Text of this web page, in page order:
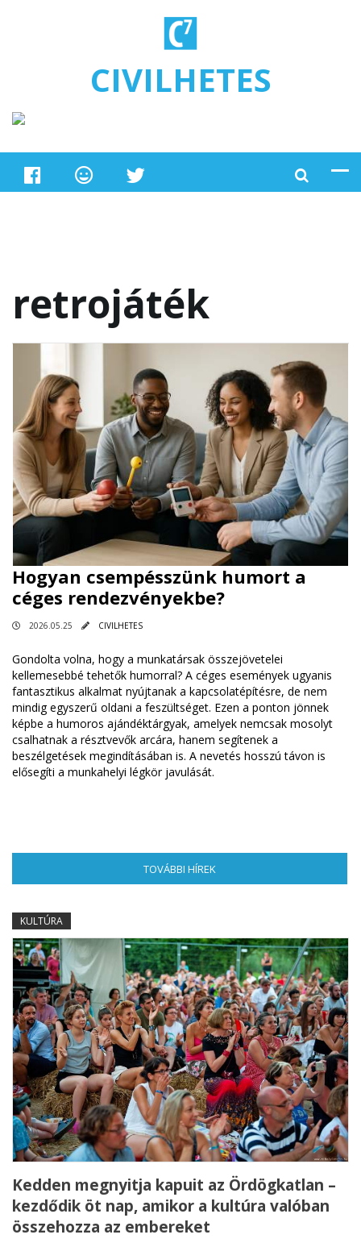
CIVILHETES
retrojáték
Hogyan csempésszünk humort a
céges rendezvényekbe?
2026.05.25 CIVILHETES
Gondolta volna, hogy a munkatársak összejövetelei
kellemesebbé tehetők humorral? A céges események ugyanis
fantasztikus alkalmat nyújtanak a kapcsolatépítésre, de nem
mindig egyszerű oldani a feszültséget. Ezen a ponton jönnek
képbe a humoros ajándéktárgyak, amelyek nemcsak mosolyt
csalhatnak a résztvevők arcára, hanem segítenek a
beszélgetések megindításában is. A nevetés hosszú távon is
elősegíti a munkahelyi légkör javulását.
TOVÁBBI HÍREK
KULTÚRA
Kedden megnyitja kapuit az Ördögkatlan –
kezdődik öt nap, amikor a kultúra valóban
összehozza az embereket